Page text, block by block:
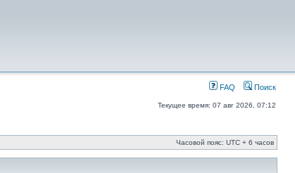
FAQ Поиск
Текущее время: 07 авг 2026, 07:12
Часовой пояс: UTC + 6 часов